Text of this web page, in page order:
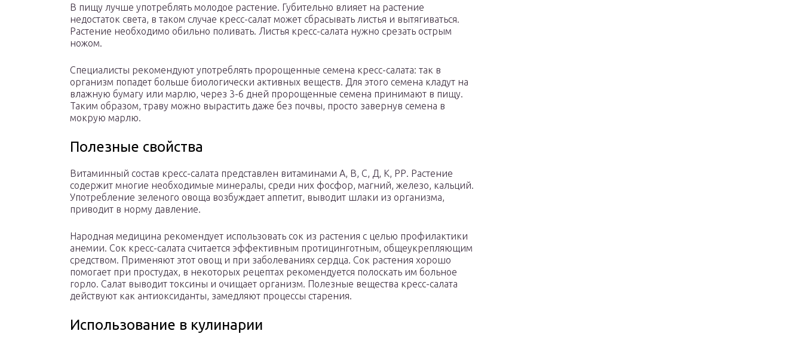
В пищу лучше употреблять молодое растение. Губительно влияет на растение
недостаток света, в таком случае кресс-салат может сбрасывать листья и вытягиваться.
Растение необходимо обильно поливать. Листья кресс-салата нужно срезать острым
ножом.
Специалисты рекомендуют употреблять пророщенные семена кресс-салата: так в
организм попадет больше биологически активных веществ. Для этого семена кладут на
влажную бумагу или марлю, через 3-6 дней пророщенные семена принимают в пищу.
Таким образом, траву можно вырастить даже без почвы, просто завернув семена в
мокрую марлю.
Полезные свойства
Витаминный состав кресс-салата представлен витаминами А, В, С, Д, К, РР. Растение
содержит многие необходимые минералы, среди них фосфор, магний, железо, кальций.
Употребление зеленого овоща возбуждает аппетит, выводит шлаки из организма,
приводит в норму давление.
Народная медицина рекомендует использовать сок из растения с целью профилактики
анемии. Сок кресс-салата считается эффективным протицинготным, общеукрепляющим
средством. Применяют этот овощ и при заболеваниях сердца. Сок растения хорошо
помогает при простудах, в некоторых рецептах рекомендуется полоскать им больное
горло. Салат выводит токсины и очищает организм. Полезные вещества кресс-салата
действуют как антиоксиданты, замедляют процессы старения.
Использование в кулинарии